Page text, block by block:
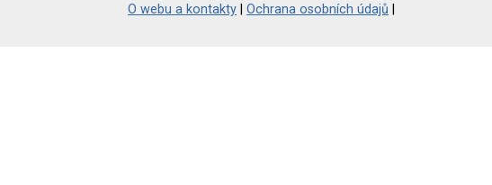
O webu a kontakty
Ochrana osobních údajů